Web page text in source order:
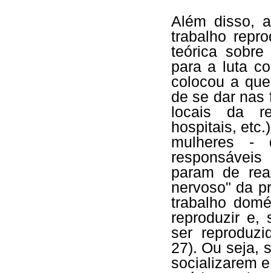
Além disso,
trabalho
teórica
para a luta
colocou a
de se dar nas
locais da
hospitais,
mulheres -
param de
nervoso" da
trabalho
reproduzir e,
ser
27). Ou seja,
socializarem